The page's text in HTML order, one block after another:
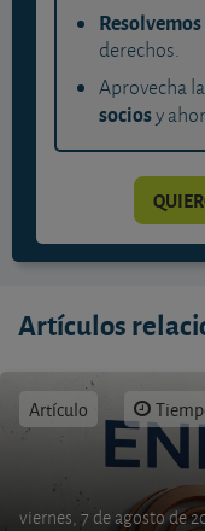
derechos.
Aprovecha
sociosy
Artículos
Artículo
viernes, 7 de agosto de